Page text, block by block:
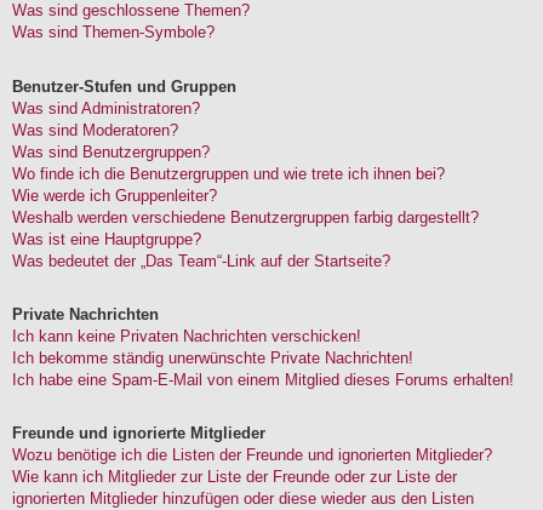
Was sind geschlossene Themen?
Was sind Themen-Symbole?
Benutzer-Stufen und Gruppen
Was sind Administratoren?
Was sind Moderatoren?
Was sind Benutzergruppen?
Wo finde ich die Benutzergruppen und wie trete ich ihnen bei?
Wie werde ich Gruppenleiter?
Weshalb werden verschiedene Benutzergruppen farbig dargestellt?
Was ist eine Hauptgruppe?
Was bedeutet der „Das Team“-Link auf der Startseite?
Private Nachrichten
Ich kann keine Privaten Nachrichten verschicken!
Ich bekomme ständig unerwünschte Private Nachrichten!
Ich habe eine Spam-E-Mail von einem Mitglied dieses Forums erhalten!
Freunde und ignorierte Mitglieder
Wozu benötige ich die Listen der Freunde und ignorierten Mitglieder?
Wie kann ich Mitglieder zur Liste der Freunde oder zur Liste der
ignorierten Mitglieder hinzufügen oder diese wieder aus den Listen